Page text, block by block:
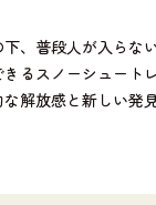
、普段人が入らな
るスノーシュート
解放感と新しい発